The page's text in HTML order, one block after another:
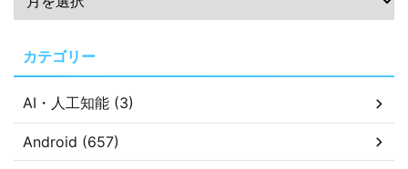
カテゴリー
AI・人工知能 (3)
Android (657)